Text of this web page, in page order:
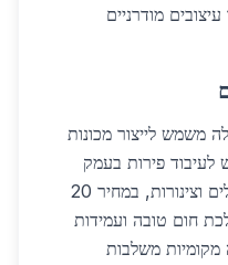
מודרניים
משמש לייצור מכונות
לעיבוד פירות בעמק
משתמש ב-150 טון בשנה למיכלים וצינורות, במחיר 20
חום טובה ועמידות
מקומיות משלבות